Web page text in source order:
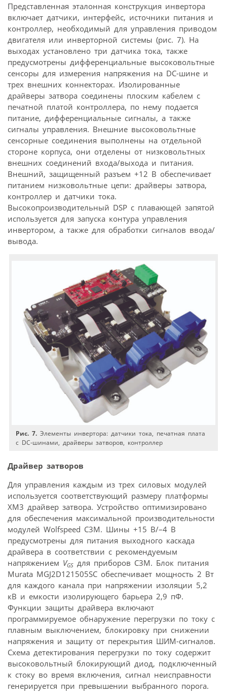
Представленная эталонная конструкция инвертора
включает датчики, интерфейс, источники питания и
контроллер, необходимый для управления приводом
двигателя или инверторной системы (рис. 7). На
выходах установлено три датчика тока, также
предусмотрены дифференциальные высоковольтные
сенсоры для измерения напряжения на DC-шине и
трех внешних коннекторах. Изолированные
драйверы затвора соединены плоским кабелем с
печатной платой контроллера, по нему подается
питание, дифференциальные сигналы, а также
сигналы управления. Внешние высоковольтные
сенсорные соединения выполнены на отдельной
стороне корпуса, они отделены от низковольтных
внешних соединений входа/выхода и питания.
Внешний, защищенный разъем +12 В обеспечивает
питанием низковольтные цепи: драйверы затвора,
контроллер и датчики тока.
Высокопроизводительный DSP с плавающей запятой
используется для запуска контура управления
инвертором, а также для обработки сигналов ввода/
вывода.
Рис. 7. Элементы инвертора: датчики тока, печатная плата
с DC-шинами, драйверы затворов, контроллер
Драйвер затворов
Для управления каждым из трех силовых модулей
используется соответствующий размеру платформы
XM3 драйвер затвора. Устройство оптимизировано
для обеспечения максимальной производительности
модулей Wolfspeed C3M. Шины +15 В/–4 В
предусмотрены для питания выходного каскада
драйвера в соответствии с рекомендуемым
напряжением VGS для приборов C3M. Блок питания
Murata MGJ2D121505SC обеспечивает мощность 2 Вт
для каждого канала при напряжении изоляции 5,2
кВ и емкости изолирующего барьера 2,9 пФ.
Функции защиты драйвера включают
программируемое обнаружение перегрузки по току с
плавным выключением, блокировку при снижении
напряжения и защиту от перекрытия ШИМ-сигналов.
Схема детектирования перегрузки по току содержит
высоковольтный блокирующий диод, подключенный
к стоку во время включения, сигнал неисправности
генерируется при превышении выбранного порога.